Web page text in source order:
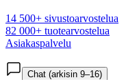
14 500+ sivustoarvostelua
82 000+ tuotearvostelua
Asiakaspalvelu
Chat (arkisin 9–16)